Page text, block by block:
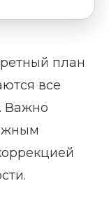
план
все
Важно